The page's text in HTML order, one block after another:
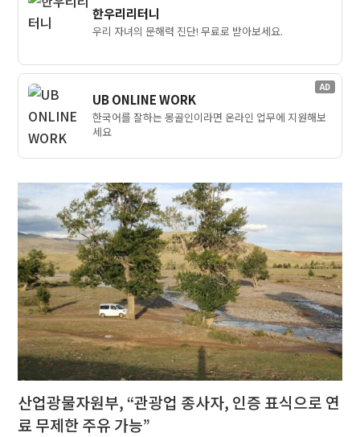
한우리리터니
우리 자녀의 문해력 진단! 무료로 받아보세요.
AD
UB ONLINE WORK
한국어를 잘하는 몽골인이라면 온라인 업무에 지원해보
세요
산업광물자원부, “관광업 종사자, 인증 표식으로 연
료 무제한 주유 가능”